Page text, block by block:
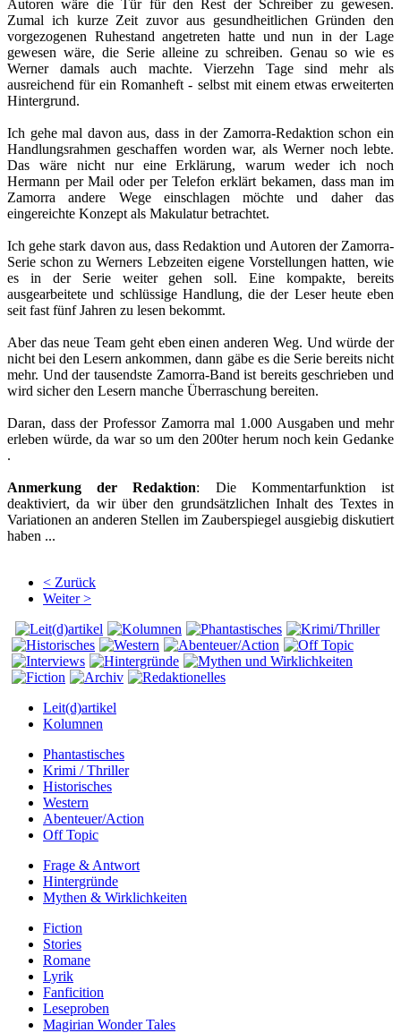
Autoren wäre die Tür für den Rest der Schreiber zu gewesen.
Zumal ich kurze Zeit zuvor aus gesundheitlichen Gründen den
vorgezogenen Ruhestand angetreten hatte und nun in der Lage
gewesen wäre, die Serie alleine zu schreiben. Genau so wie es
Werner damals auch machte. Vierzehn Tage sind mehr als
ausreichend für ein Romanheft - selbst mit einem etwas erweiterten
Hintergrund.
Ich gehe mal davon aus, dass in der Zamorra-Redaktion schon ein
Handlungsrahmen geschaffen worden war, als Werner noch lebte.
Das wäre nicht nur eine Erklärung, warum weder ich noch
Hermann per Mail oder per Telefon erklärt bekamen, dass man im
Zamorra andere Wege einschlagen möchte und daher das
eingereichte Konzept als Makulatur betrachtet.
Ich gehe stark davon aus, dass Redaktion und Autoren der Zamorra-
Serie schon zu Werners Lebzeiten eigene Vorstellungen hatten, wie
es in der Serie weiter gehen soll. Eine kompakte, bereits
ausgearbeitete und schlüssige Handlung, die der Leser heute eben
seit fast fünf Jahren zu lesen bekommt.
Aber das neue Team geht eben einen anderen Weg. Und würde der
nicht bei den Lesern ankommen, dann gäbe es die Serie bereits nicht
mehr. Und der tausendste Zamorra-Band ist bereits geschrieben und
wird sicher den Lesern manche Überraschung bereiten.
Daran, dass der Professor Zamorra mal 1.000 Ausgaben und mehr
erleben würde, da war so um den 200ter herum noch kein Gedanke
.
Anmerkung der Redaktion: Die Kommentarfunktion ist
deaktiviert, da wir über den grundsätzlichen Inhalt des Textes in
Variationen an anderen Stellen im Zauberspiegel ausgiebig diskutiert
haben ...
< Zurück
Weiter >
Leit(d)artikel
Kolumnen
Phantastisches
Krimi / Thriller
Historisches
Western
Abenteuer/Action
Off Topic
Frage & Antwort
Hintergründe
Mythen & Wirklichkeiten
Fiction
Stories
Romane
Lyrik
Fanficition
Leseproben
Magirian Wonder Tales